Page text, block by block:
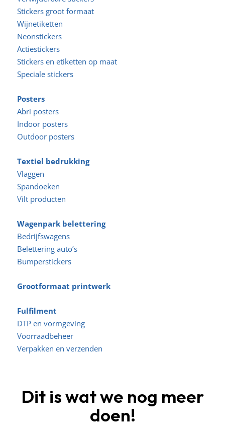
Stickers groot formaat
Wijnetiketten
Neonstickers
Actiestickers
Stickers en etiketten op maat
Speciale stickers
Posters
Abri posters
Indoor posters
Outdoor posters
Textiel bedrukking
Vlaggen
Spandoeken
Vilt producten
Wagenpark belettering
Bedrijfswagens
Belettering auto’s
Bumperstickers
Grootformaat printwerk
Fulfilment
DTP en vormgeving
Voorraadbeheer
Verpakken en verzenden
Dit is wat we nog meer
doen!